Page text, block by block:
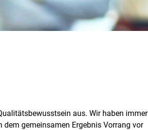
aus. Wir haben immer
gemeinsamen Ergebnis Vorrang vor